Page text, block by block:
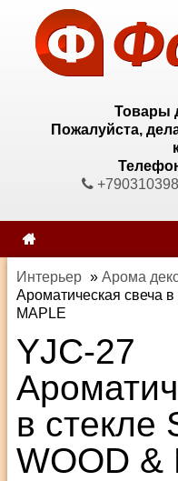
Товары
Пожалуйста,
Интерьер » Арома
Ароматическая свеча
MAPLE
YJC-27
в стекле
WOOD &